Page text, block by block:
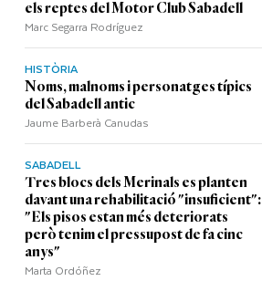
els reptes del Motor Club Sabadell
Marc Segarra Rodríguez
HISTÒRIA
Noms, malnoms i personatges típics
del Sabadell antic
Jaume Barberà Canudas
SABADELL
Tres blocs dels Merinals es planten
davant una rehabilitació "insuficient":
"Els pisos estan més deteriorats
però tenim el pressupost de fa cinc
anys"
Marta Ordóñez